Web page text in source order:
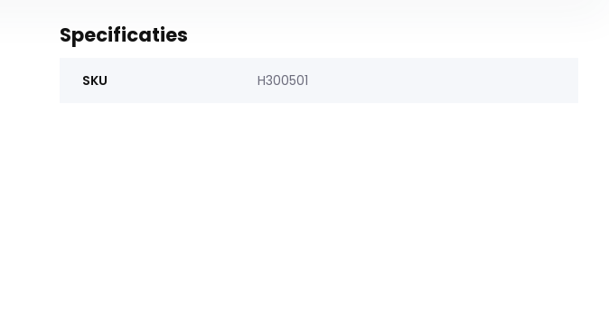
Specificaties
SKU H300501